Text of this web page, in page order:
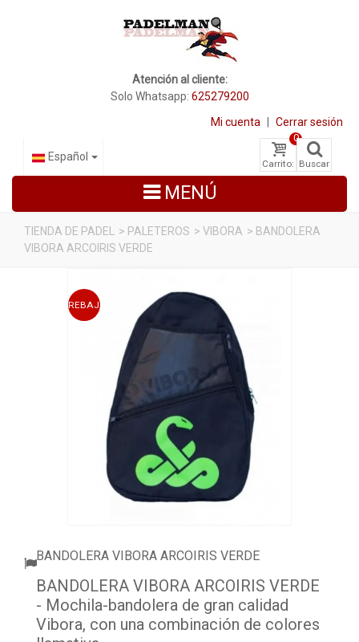
Atención al cliente:
Solo Whatsapp: 625279200
Mi cuenta Cerrar sesión
Carrito:
0
Buscar
Español
MENÚ
ZAPATILLAS DE PADEL
TIENDA DE PADEL > PALETEROS > VIBORA > BANDOLERA
VIBORA ARCOIRIS VERDE
REBAJADO
BANDOLERA VIBORA ARCOIRIS VERDE
BANDOLERA VIBORA ARCOIRIS VERDE
- Mochila-bandolera de gran calidad
Vibora, con una combinación de colores